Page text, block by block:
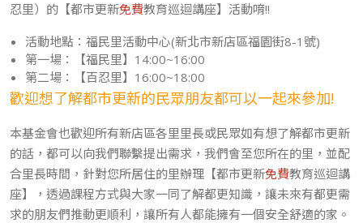
忍里）的【都市更新免費教育巡迴講座】活動唷!!
活動地點：福民里活動中心(新北市新店區福園街8-1號)
第一場：【福民里】14:00~16:00
第二場：【百忍里】16:00~18:00
歡迎想了解都市更新的民眾朋友都可以一起來參加!
本基金會也歡迎所有新店區各里里長或民眾如有想了解都市更新
的話，都可以向我們聯繫提出需求，我們會至您所在的里，並配
合里長時間，針對您所居住的里辦理【都市更新免費教育巡迴講
座】，透過課程方式與大家一同了解都更知識，讓未來有都更需
求的朋友們推動更順利，讓所有人都能擁有一個安全舒適的家。